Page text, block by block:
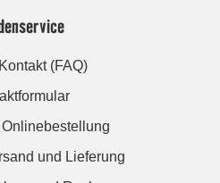
(FAQ)
und Lieferung